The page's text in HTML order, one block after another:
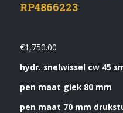
RP4866223
€1,750.00
hydr. snelwissel cw 45
pen maat giek 80 mm
pen maat 70 mm